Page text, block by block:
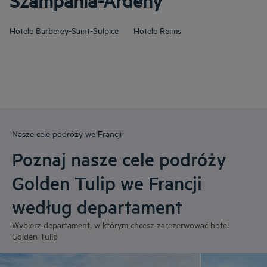
Hotele Barberey-Saint-Sulpice Hotele Reims
Nasze cele podróży we Francji
Poznaj nasze cele podróży
Golden Tulip we Francji
według departament
Wybierz departament, w którym chcesz zarezerwować hotel
Golden Tulip